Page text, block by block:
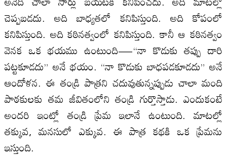
చెప్పబడదు. అది బాధ్యతలో కనిపిస్తుంది. అది కోపంలో
కనిపిస్తుంది. అది కఠినత్వంలో కనిపిస్తుంది. కానీ ఆ కఠినత్వం
వెనక ఒక భయము ఉంటుంది—“నా కొడుకు తప్పు దారి
పట్టకూడదు” అనే భయం. “నా కొడుకు బాధపడకూడదు” అనే
ఆందోళన. ఈ తండ్రి పాత్రని చదువుతున్నప్పుడు చాలా మంది
పాఠకులకు తమ జీవితంలోని తండ్రి గుర్తొస్తాడు. ఎందుకంటే
అందరి ఇంట్లో తండ్రి ప్రేమ ఇలానే ఉంటుంది. మాటల్లో
తక్కువ, మనసులో ఎక్కువ. ఈ పాత్ర కథకి ఒక ప్రేమను
ఇస్తుంది.